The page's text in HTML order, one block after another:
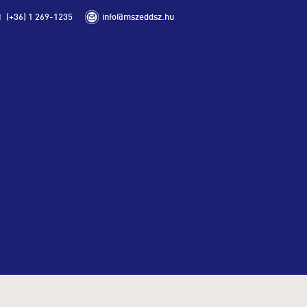
(+36) 1 269-1235 info@mszeddsz.hu